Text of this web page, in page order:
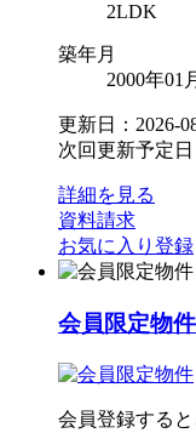
2LDK
築年月
2000年01
更新日：2026-
次回更新予定
詳細を見る
資料請求
お気に入り登録
会員限定物件
会員登録する